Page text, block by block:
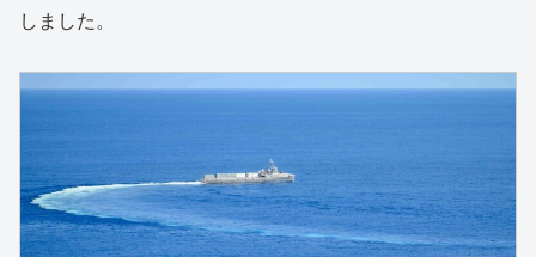
しました。